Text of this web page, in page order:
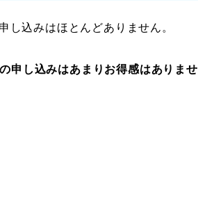
し込みはほとんどありません。
申し込みはあまりお得感はありませ